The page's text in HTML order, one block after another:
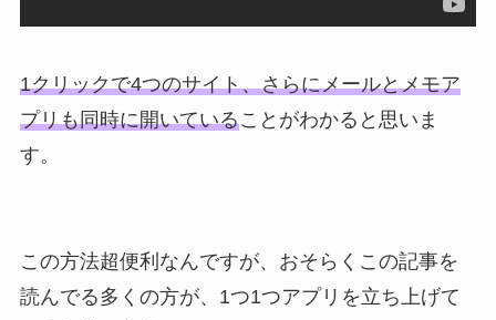
1クリックで4つのサイト、さらにメールとメモア
プリも同時に開いていることがわかると思いま
す。
この方法超便利なんですが、おそらくこの記事を
読んでる多くの方が、1つ1つアプリを立ち上げて